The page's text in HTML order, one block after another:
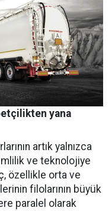
yana
artık yalnızca
ve teknolojiye
özellikle orta ve
filolarının büyük
para­lel olarak